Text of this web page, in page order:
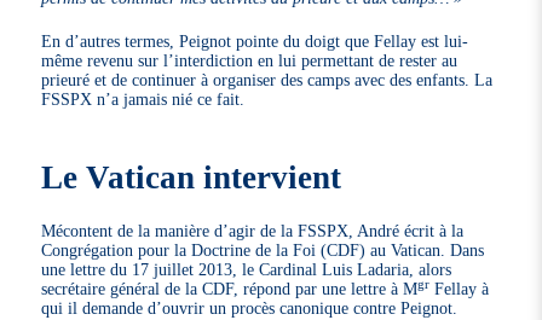
En d’autres termes, Peignot pointe du doigt que Fellay est lui-
même revenu sur l’interdiction en lui permettant de rester au
prieuré et de continuer à organiser des camps avec des enfants. La
FSSPX n’a jamais nié ce fait.
Le Vatican intervient
Mécontent de la manière d’agir de la FSSPX, André écrit à la
Congrégation pour la Doctrine de la Foi (CDF) au Vatican. Dans
une lettre du 17 juillet 2013, le Cardinal Luis Ladaria, alors
secrétaire général de la CDF, répond par une lettre à Mgr Fellay à
qui il demande d’ouvrir un procès canonique contre Peignot.